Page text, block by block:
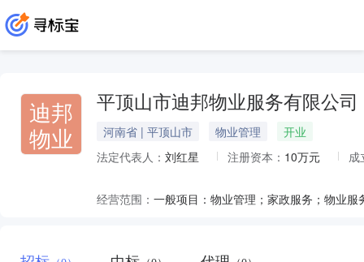
迪邦
物业
平顶山市迪邦物业服务有限公司
河南省 | 平顶山市 物业管理
开业
法定代表人： 刘红星 注册资本： 10万元 成
经营范围：